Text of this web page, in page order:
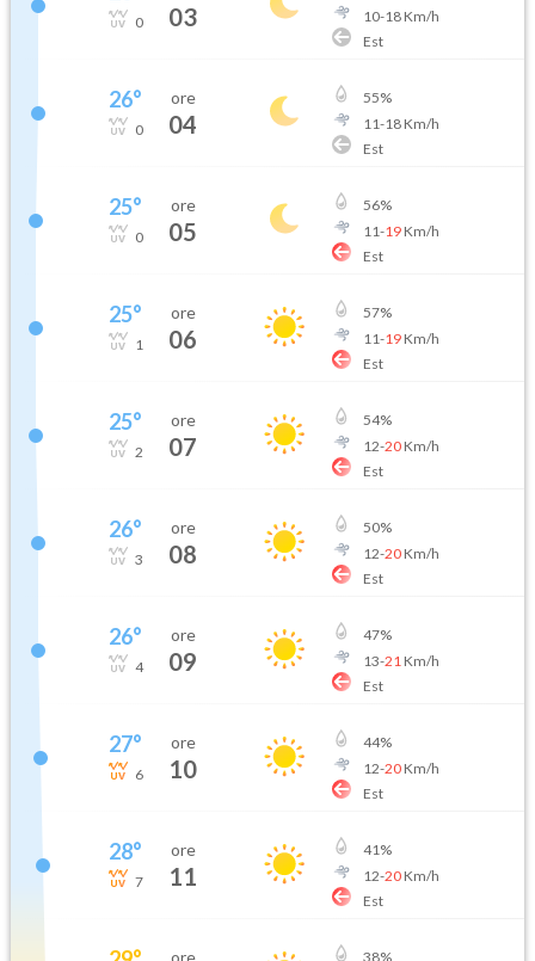
0 03
10-18Km/h
Est
26°
0
ore
04
55%
11-18Km/h
Est
25°
0
ore
05
56%
11-19Km/h
Est
25°
1
ore
06
57%
11-19Km/h
Est
25°
2
ore
07
54%
12-20Km/h
Est
26°
3
ore
08
50%
12-20Km/h
Est
26°
4
ore
09
47%
13-21 Km/h
Est
27°
6
ore
10
44%
12-20Km/h
Est
28°
7
ore
11
41%
12-20Km/h
Est
ore 38%